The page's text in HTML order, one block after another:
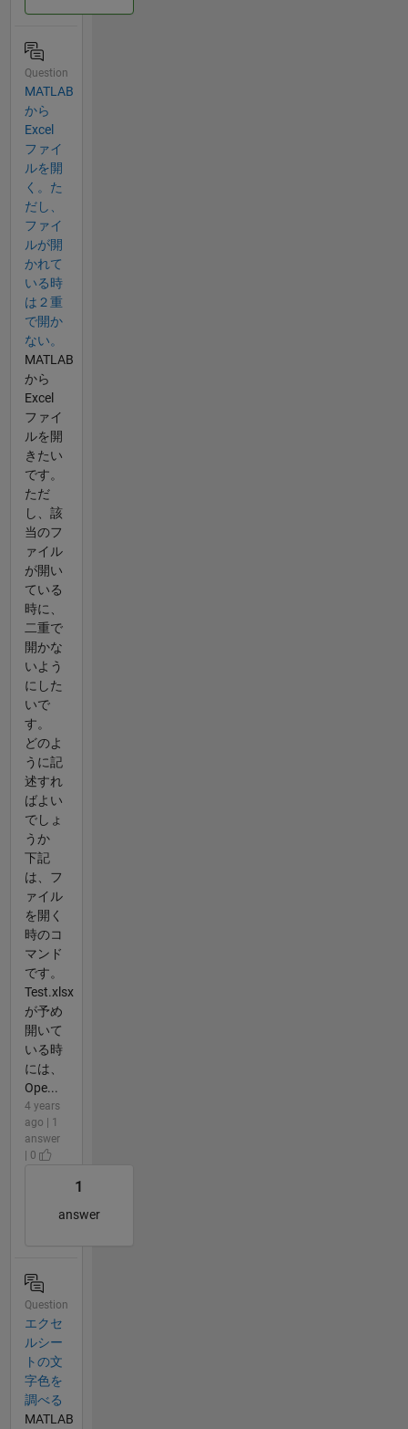
Question
MATLAB
から
Excel
ファイ
ルを開
く。た
だし、
ファイ
ルが開
かれて
いる時
は２重
で開か
ない。
MATLAB
から
Excel
ファイ
ルを開
きたい
です。
ただ
し、該
当のフ
ァイル
が開い
ている
時に、
二重で
開かな
いよう
にした
いで
す。
どのよ
うに記
述すれ
ばよい
でしょ
うか
下記
は、フ
ァイル
を開く
時のコ
マンド
です。
Test.xlsx
が予め
開いて
いる時
には、
Ope...
4 years
ago | 1
answer
| 0
1
answer
Question
エクセ
ルシー
トの文
字色を
調べる
MATLAB